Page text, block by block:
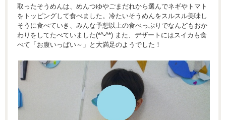
取ったそうめんは、めんつゆやごまだれから選んでネギやトマト
をトッピングして食べました。冷たいそうめんをスルスル美味し
そうに食べていき、みんな予想以上の食べっぷりでなんどもおか
わりをしてたべていました(*^-^*) また、デザートにはスイカも食
べて「お腹いっぱい～」と大満足のようでした！